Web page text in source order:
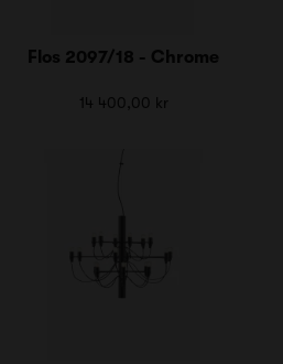
Flos 2097/18 - Chrome
14 400,00 kr